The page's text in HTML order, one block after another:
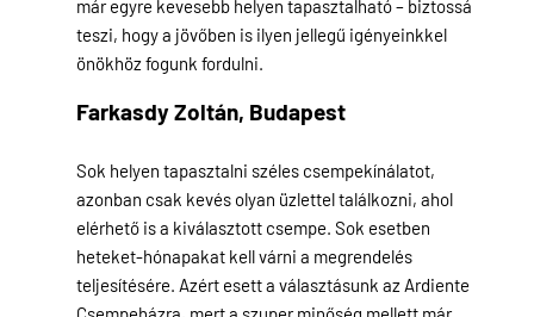
már egyre kevesebb helyen tapasztalható – biztossá
teszi, hogy a jövőben is ilyen jellegű igényeinkkel
önökhöz fogunk fordulni.
Farkasdy Zoltán, Budapest
Sok helyen tapasztalni széles csempekínálatot,
azonban csak kevés olyan üzlettel találkozni, ahol
elérhető is a kiválasztott csempe. Sok esetben
heteket-hónapakat kell várni a megrendelés
teljesítésére. Azért esett a választásunk az Ardiente
Csempeházra, mert a szuper minőség mellett már